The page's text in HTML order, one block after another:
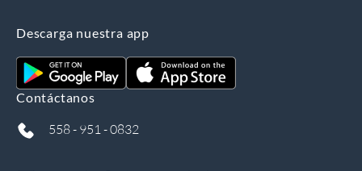
Descarga nuestra app
Contáctanos
558 - 951 - 0832